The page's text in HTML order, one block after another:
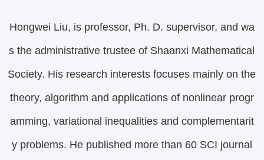
Hongwei Liu, is professor, Ph. D. supervisor, and wa
s the administrative trustee of Shaanxi Mathematical
Society. His research interests focuses mainly on the
theory, algorithm and applications of nonlinear progr
amming, variational inequalities and complementarit
y problems. He published more than 60 SCI journal